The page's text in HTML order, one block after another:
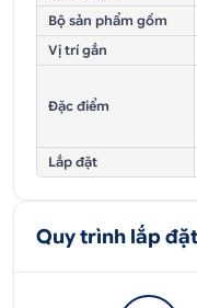
Bộ sản phẩm gồm
Vị trí gắn
Đặc điểm
Lắp đặt
Quy trình lắp